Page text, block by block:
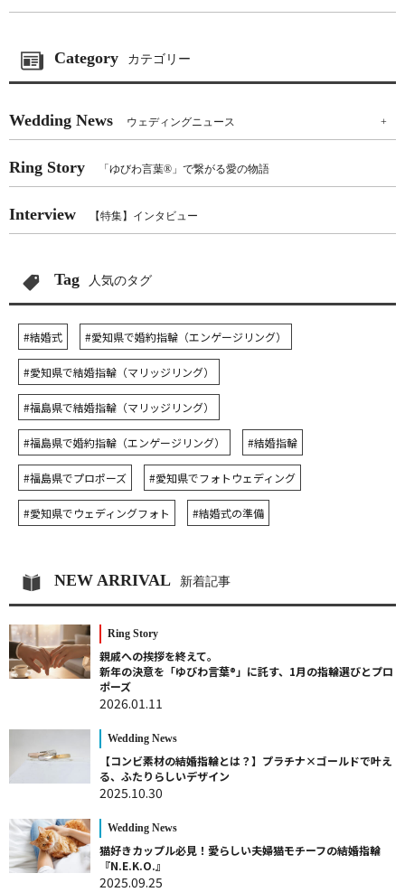
Category カテゴリー
Wedding News ウェディングニュース +
Ring Story 「ゆびわ言葉®」で繋がる愛の物語
Interview 【特集】インタビュー
Tag 人気のタグ
#結婚式 #愛知県で婚約指輪（エンゲージリング）
#愛知県で結婚指輪（マリッジリング）
#福島県で結婚指輪（マリッジリング）
#福島県で婚約指輪（エンゲージリング） #結婚指輪
#福島県でプロポーズ #愛知県でフォトウェディング
#愛知県でウェディングフォト #結婚式の準備
NEW ARRIVAL 新着記事
Ring Story
親戚への挨拶を終えて。
新年の決意を「ゆびわ言葉®」に託す、1月の指輪選びとプロ
ポーズ
2026.01.11
Wedding News
【コンビ素材の結婚指輪とは？】プラチナ×ゴールドで叶え
る、ふたりらしいデザイン
2025.10.30
Wedding News
猫好きカップル必見！愛らしい夫婦猫モチーフの結婚指輪
『N.E.K.O.』
2025.09.25